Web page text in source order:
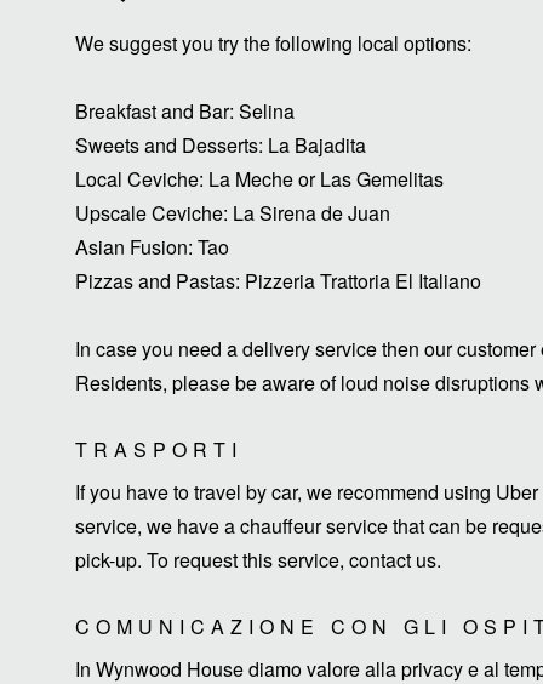
We suggest you try the following local options:
Breakfast and Bar: Selina
Sweets and Desserts: La Bajadita
Local Ceviche: La Meche or Las Gemelitas
Upscale Ceviche: La Sirena de Juan
Asian Fusion: Tao
Pizzas and Pastas: Pizzeria Trattoria El Italiano
In case you need a delivery service then our
Residents, please be aware of loud noise disruptions
TRASPORTI
If you have to travel by car, we recommend using
service, we have a chauffeur service that can be
pick-up. To request this service, contact us.
COMUNICAZIONE CON GLI
In Wynwood House diamo valore alla privacy e al